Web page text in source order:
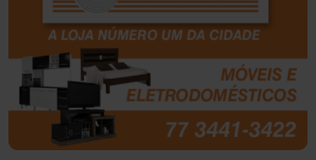
Boquira (152)
Botuporã
Brasil (7679)
Brumado (31955)